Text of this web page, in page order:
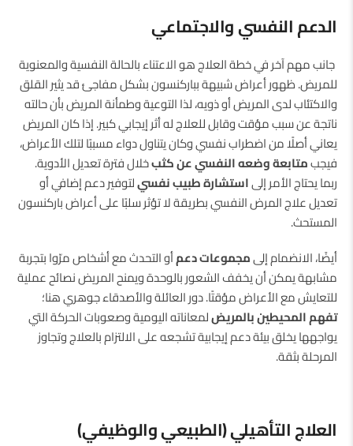
الدعم النفسي والاجتماعي
جانب مهم آخر في خطة العلاج هو الاعتناء بالحالة النفسية والمعنوية
للمريض. ظهور أعراض شبيهة بباركنسون بشكل مفاجئ قد يثير القلق
والاكتئاب لدى المريض أو ذويه، لذا التوعية وطمأنة المريض بأن حالته
ناتجة عن سبب مؤقت وقابل للعلاج له أثر إيجابي كبير. إذا كان المريض
يعاني أصلًا من اضطراب نفسي وكان يتناول دواء مسببًا لتلك الأعراض،
فيجبمتابعة وضعه النفسي عن كثبخلال فترة تعديل الأدوية.
ربما يحتاج الأمر إلىاستشارة طبيب نفسيلتوفير دعم إضافي أو
تعديل علاج المرض النفسي بطريقة لا تؤثر سلبًا على أعراض باركنسون
المستحث.
أيضًا، الانضمام إلىمجموعات دعمأو التحدث مع أشخاص مرّوا بتجربة
مشابهة يمكن أن يخفف الشعور بالوحدة ويمنح المريض نصائح عملية
للتعايش مع الأعراض مؤقتًا. دور العائلة والأصدقاء جوهري هنا؛
تفهم المحيطين بالمريضلمعاناته اليومية وصعوبات الحركة التي
يواجهها يخلق بيئة دعم إيجابية تشجعه على الالتزام بالعلاج وتجاوز
المرحلة بثقة.
العلاج التأهيلي (الطبيعي والوظيفي)